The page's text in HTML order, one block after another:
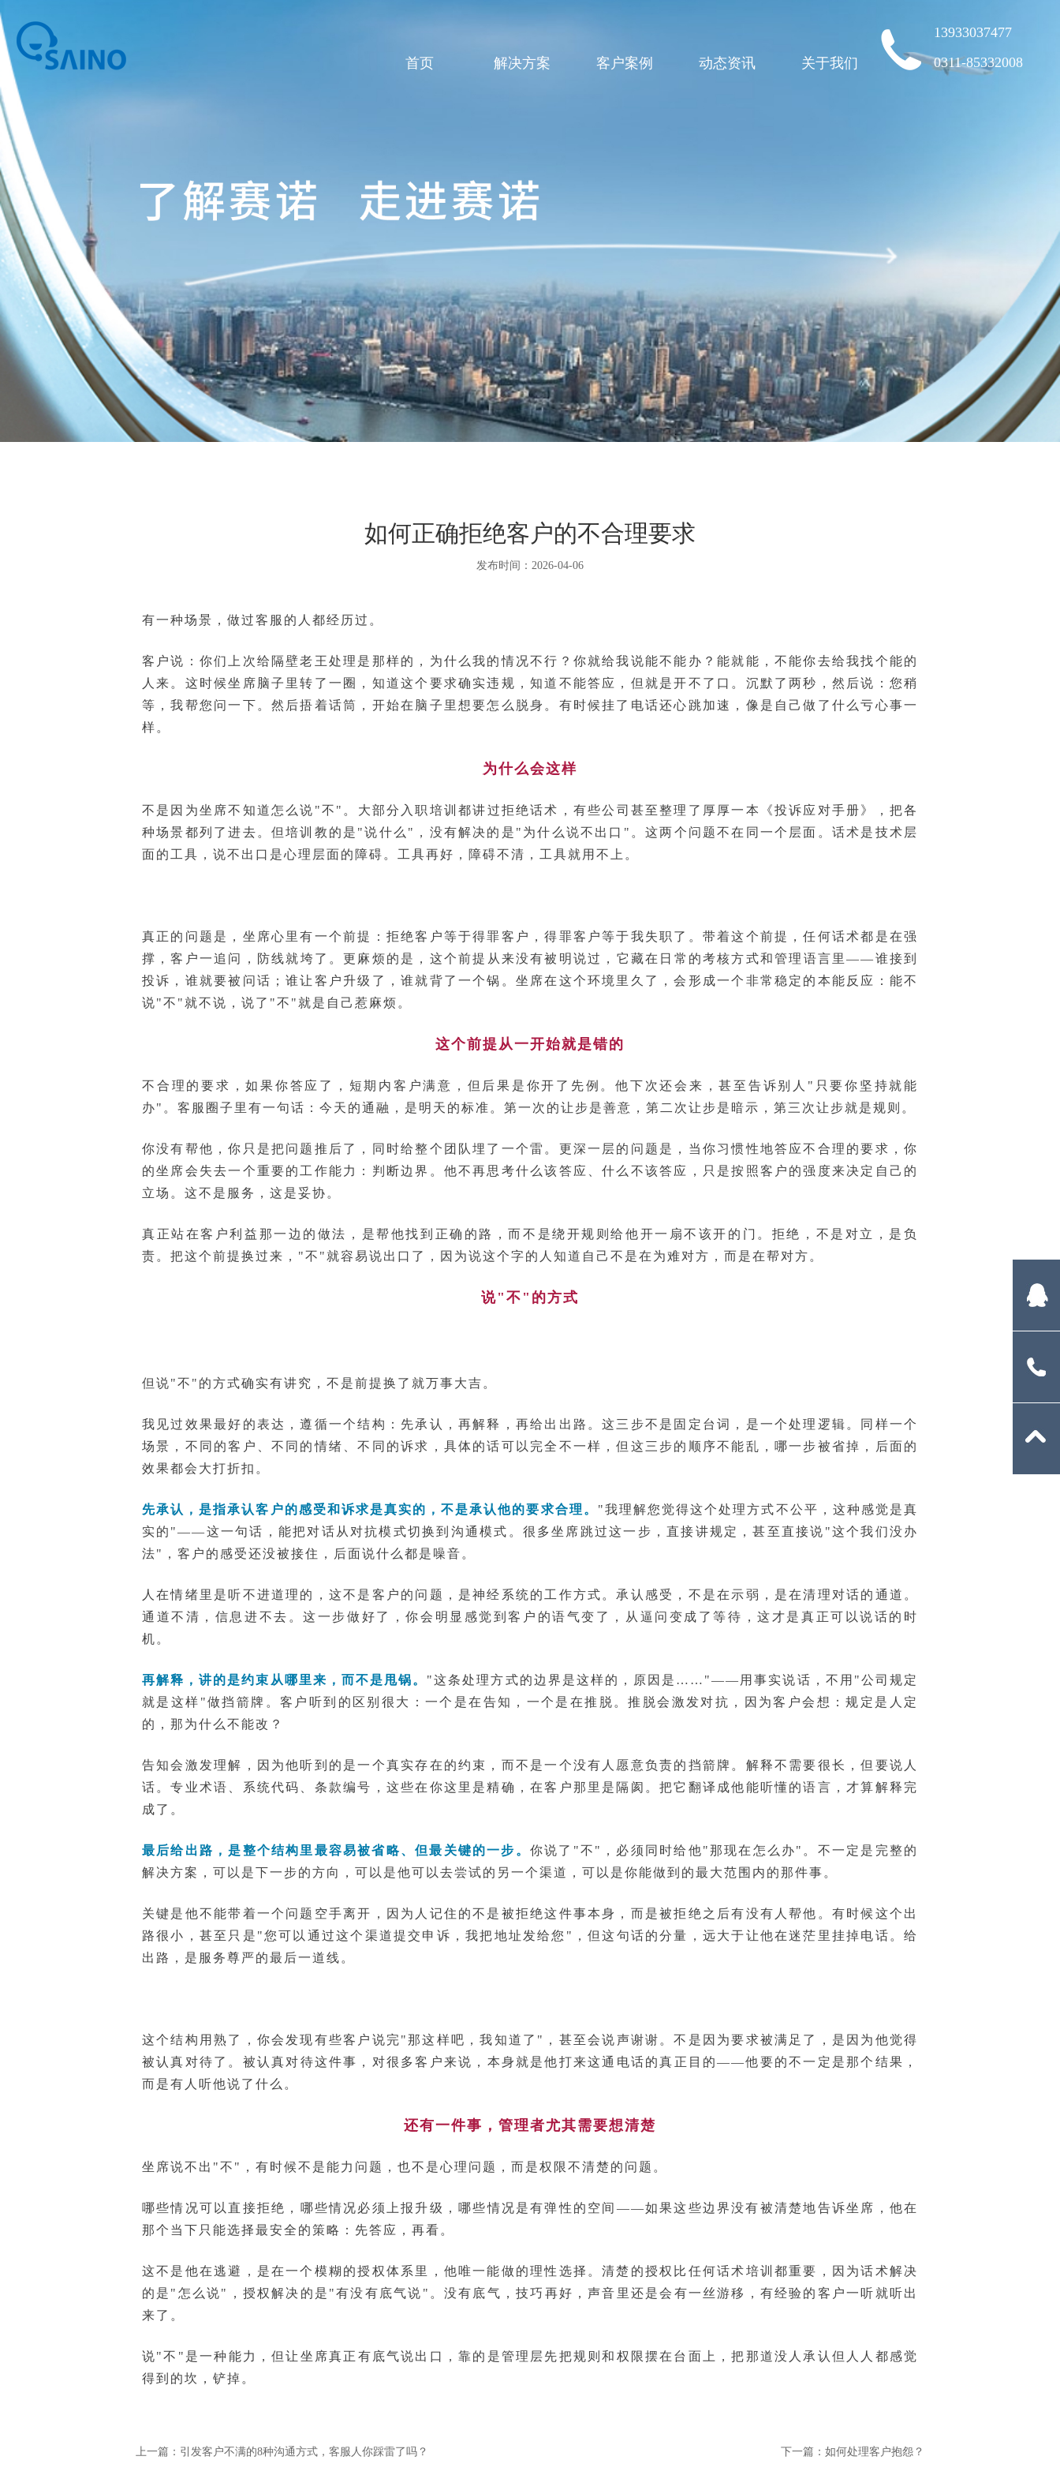
首页 解决方案 客户案例 动态资讯 关于我们
13933037477
0311-85332008
如何正确拒绝客户的不合理要求
发布时间：2026-04-06
有一种场景，做过客服的人都经历过。
客户说：你们上次给隔壁老王处理是那样的，为什么我的情况不行？你就给我说能不能办？能就能，不能你去给我找个能的
人来。这时候坐席脑子里转了一圈，知道这个要求确实违规，知道不能答应，但就是开不了口。沉默了两秒，然后说：您稍
等，我帮您问一下。然后捂着话筒，开始在脑子里想要怎么脱身。有时候挂了电话还心跳加速，像是自己做了什么亏心事一
样。
为什么会这样
不是因为坐席不知道怎么说"不"。大部分入职培训都讲过拒绝话术，有些公司甚至整理了厚厚一本《投诉应对手册》，把各
种场景都列了进去。但培训教的是"说什么"，没有解决的是"为什么说不出口"。这两个问题不在同一个层面。话术是技术层
面的工具，说不出口是心理层面的障碍。工具再好，障碍不清，工具就用不上。
真正的问题是，坐席心里有一个前提：拒绝客户等于得罪客户，得罪客户等于我失职了。带着这个前提，任何话术都是在强
撑，客户一追问，防线就垮了。更麻烦的是，这个前提从来没有被明说过，它藏在日常的考核方式和管理语言里——谁接到
投诉，谁就要被问话；谁让客户升级了，谁就背了一个锅。坐席在这个环境里久了，会形成一个非常稳定的本能反应：能不
说"不"就不说，说了"不"就是自己惹麻烦。
这个前提从一开始就是错的
不合理的要求，如果你答应了，短期内客户满意，但后果是你开了先例。他下次还会来，甚至告诉别人"只要你坚持就能
办"。客服圈子里有一句话：今天的通融，是明天的标准。第一次的让步是善意，第二次让步是暗示，第三次让步就是规则。
你没有帮他，你只是把问题推后了，同时给整个团队埋了一个雷。更深一层的问题是，当你习惯性地答应不合理的要求，你
的坐席会失去一个重要的工作能力：判断边界。他不再思考什么该答应、什么不该答应，只是按照客户的强度来决定自己的
立场。这不是服务，这是妥协。
真正站在客户利益那一边的做法，是帮他找到正确的路，而不是绕开规则给他开一扇不该开的门。拒绝，不是对立，是负
责。把这个前提换过来，"不"就容易说出口了，因为说这个字的人知道自己不是在为难对方，而是在帮对方。
说"不"的方式
但说"不"的方式确实有讲究，不是前提换了就万事大吉。
我见过效果最好的表达，遵循一个结构：先承认，再解释，再给出出路。这三步不是固定台词，是一个处理逻辑。同样一个
场景，不同的客户、不同的情绪、不同的诉求，具体的话可以完全不一样，但这三步的顺序不能乱，哪一步被省掉，后面的
效果都会大打折扣。
先承认，是指承认客户的感受和诉求是真实的，不是承认他的要求合理。 "我理解您觉得这个处理方式不公平，这种感觉是真
实的"——这一句话，能把对话从对抗模式切换到沟通模式。很多坐席跳过这一步，直接讲规定，甚至直接说"这个我们没办
法"，客户的感受还没被接住，后面说什么都是噪音。
人在情绪里是听不进道理的，这不是客户的问题，是神经系统的工作方式。承认感受，不是在示弱，是在清理对话的通道。
通道不清，信息进不去。这一步做好了，你会明显感觉到客户的语气变了，从逼问变成了等待，这才是真正可以说话的时
机。
再解释，讲的是约束从哪里来，而不是甩锅。 "这条处理方式的边界是这样的，原因是……"——用事实说话，不用"公司规定
就是这样"做挡箭牌。客户听到的区别很大：一个是在告知，一个是在推脱。推脱会激发对抗，因为客户会想：规定是人定
的，那为什么不能改？
告知会激发理解，因为他听到的是一个真实存在的约束，而不是一个没有人愿意负责的挡箭牌。解释不需要很长，但要说人
话。专业术语、系统代码、条款编号，这些在你这里是精确，在客户那里是隔阂。把它翻译成他能听懂的语言，才算解释完
成了。
最后给出路，是整个结构里最容易被省略、但最关键的一步。 你说了"不"，必须同时给他"那现在怎么办"。不一定是完整的
解决方案，可以是下一步的方向，可以是他可以去尝试的另一个渠道，可以是你能做到的最大范围内的那件事。
关键是他不能带着一个问题空手离开，因为人记住的不是被拒绝这件事本身，而是被拒绝之后有没有人帮他。有时候这个出
路很小，甚至只是"您可以通过这个渠道提交申诉，我把地址发给您"，但这句话的分量，远大于让他在迷茫里挂掉电话。给
出路，是服务尊严的最后一道线。
这个结构用熟了，你会发现有些客户说完"那这样吧，我知道了"，甚至会说声谢谢。不是因为要求被满足了，是因为他觉得
被认真对待了。被认真对待这件事，对很多客户来说，本身就是他打来这通电话的真正目的——他要的不一定是那个结果，
而是有人听他说了什么。
还有一件事，管理者尤其需要想清楚
坐席说不出"不"，有时候不是能力问题，也不是心理问题，而是权限不清楚的问题。
哪些情况可以直接拒绝，哪些情况必须上报升级，哪些情况是有弹性的空间——如果这些边界没有被清楚地告诉坐席，他在
那个当下只能选择最安全的策略：先答应，再看。
这不是他在逃避，是在一个模糊的授权体系里，他唯一能做的理性选择。清楚的授权比任何话术培训都重要，因为话术解决
的是"怎么说"，授权解决的是"有没有底气说"。没有底气，技巧再好，声音里还是会有一丝游移，有经验的客户一听就听出
来了。
说"不"是一种能力，但让坐席真正有底气说出口，靠的是管理层先把规则和权限摆在台面上，把那道没人承认但人人都感觉
得到的坎，铲掉。
上一篇： 引发客户不满的8种沟通方式，客服人你踩雷了吗？ 下一篇： 如何处理客户抱怨？